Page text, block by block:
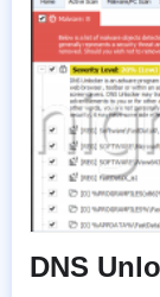
DNS